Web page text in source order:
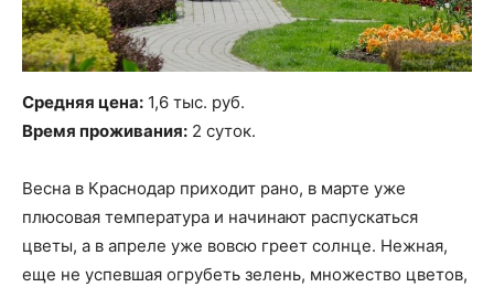
Средняя цена: 1,6 тыс. руб.
Время проживания: 2 суток.
Весна в Краснодар приходит рано, в марте уже
плюсовая температура и начинают распускаться
цветы, а в апреле уже вовсю греет солнце. Нежная,
еще не успевшая огрубеть зелень, множество цветов,